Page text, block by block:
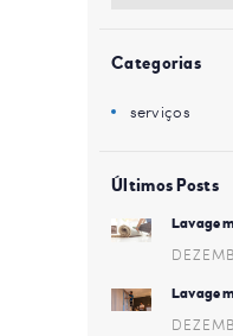
Categorias
serviços
Últimos Posts